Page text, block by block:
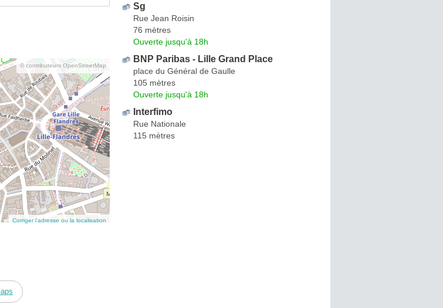
© contributeurs OpenStreetMap
Corriger l’adresse ou la localisation
Sg
Rue Jean Roisin
76 mètres
Ouverte jusqu'à 18h
BNP Paribas - Lille Grand Place
place du Général de Gaulle
105 mètres
Ouverte jusqu'à 18h
Interfimo
Rue Nationale
115 mètres